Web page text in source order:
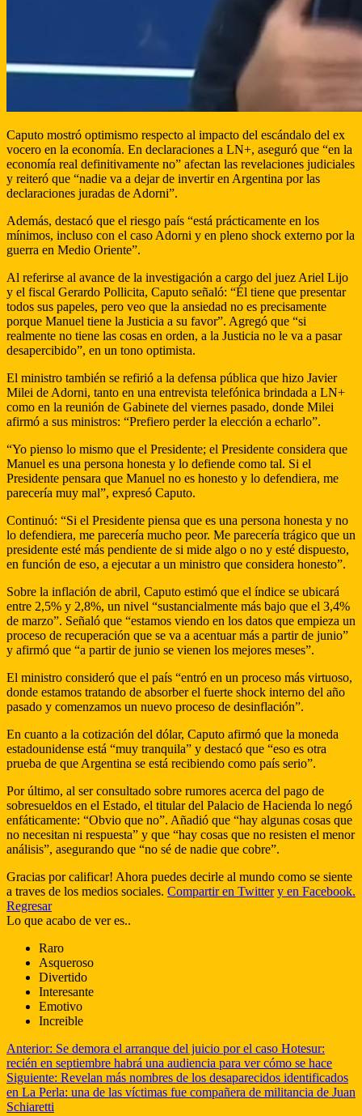
Caputo mostró optimismo respecto al impacto del escándalo del ex
vocero en la economía. En declaraciones a LN+, aseguró que “en la
economía real definitivamente no” afectan las revelaciones judiciales
y reiteró que “nadie va a dejar de invertir en Argentina por las
declaraciones juradas de Adorni”.
Además, destacó que el riesgo país “está prácticamente en los
mínimos, incluso con el caso Adorni y en pleno shock externo por la
guerra en Medio Oriente”.
Al referirse al avance de la investigación a cargo del juez Ariel Lijo
y el fiscal Gerardo Pollicita, Caputo señaló: “Él tiene que presentar
todos sus papeles, pero veo que la ansiedad no es precisamente
porque Manuel tiene la Justicia a su favor”. Agregó que “si
realmente no tiene las cosas en orden, a la Justicia no le va a pasar
desapercibido”, en un tono optimista.
El ministro también se refirió a la defensa pública que hizo Javier
Milei de Adorni, tanto en una entrevista telefónica brindada a LN+
como en la reunión de Gabinete del viernes pasado, donde Milei
afirmó a sus ministros: “Prefiero perder la elección a echarlo”.
“Yo pienso lo mismo que el Presidente; el Presidente considera que
Manuel es una persona honesta y lo defiende como tal. Si el
Presidente pensara que Manuel no es honesto y lo defendiera, me
parecería muy mal”, expresó Caputo.
Continuó: “Si el Presidente piensa que es una persona honesta y no
lo defendiera, me parecería mucho peor. Me parecería trágico que un
presidente esté más pendiente de si mide algo o no y esté dispuesto,
en función de eso, a ejecutar a un ministro que considera honesto”.
Sobre la inflación de abril, Caputo estimó que el índice se ubicará
entre 2,5% y 2,8%, un nivel “sustancialmente más bajo que el 3,4%
de marzo”. Señaló que “estamos viendo en los datos que empieza un
proceso de recuperación que se va a acentuar más a partir de junio”
y afirmó que “a partir de junio se vienen los mejores meses”.
El ministro consideró que el país “entró en un proceso más virtuoso,
donde estamos tratando de absorber el fuerte shock interno del año
pasado y comenzamos un nuevo proceso de desinflación”.
En cuanto a la cotización del dólar, Caputo afirmó que la moneda
estadounidense está “muy tranquila” y destacó que “eso es otra
prueba de que Argentina se está recibiendo como país serio”.
Por último, al ser consultado sobre rumores acerca del pago de
sobresueldos en el Estado, el titular del Palacio de Hacienda lo negó
enfáticamente: “Obvio que no”. Añadió que “hay algunas cosas que
no necesitan ni respuesta” y que “hay cosas que no resisten el menor
análisis”, asegurando que “no sé de nadie que cobre”.
Gracias por calificar! Ahora puedes decirle al mundo como se siente
a traves de los medios sociales. Compartir en Twitter y en Facebook.
Regresar
Lo que acabo de ver es..
Raro
Asqueroso
Divertido
Interesante
Emotivo
Increible
Anterior: Se demora el arranque del juicio por el caso Hotesur:
recién en septiembre habrá una audiencia para ver cómo se hace
Siguiente: Revelan más nombres de los desaparecidos identificados
en La Perla: una de las víctimas fue compañera de militancia de Juan
Schiaretti